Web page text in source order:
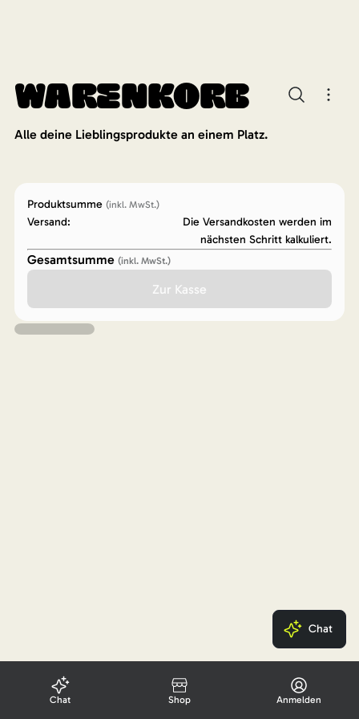
Warenkorb
Alle deine Lieblingsprodukte an einem Platz.
Produktsumme (inkl. MwSt.)
Versand:
Die Versandkosten werden im
nächsten Schritt kalkuliert.
Gesamtsumme (inkl. MwSt.)
Zur Kasse
Newsletter-Anmeldung
Chat Shop Anmelden
Chat